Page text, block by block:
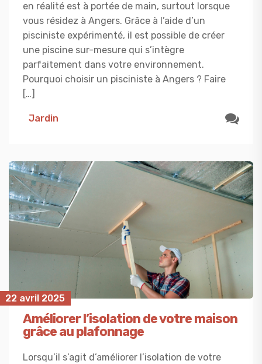
en réalité est à portée de main, surtout lorsque
vous résidez à Angers. Grâce à l’aide d’un
pisciniste expérimenté, il est possible de créer
une piscine sur-mesure qui s’intègre
parfaitement dans votre environnement.
Pourquoi choisir un pisciniste à Angers ? Faire
[…]
Jardin
22 avril 2025
Améliorer l’isolation de votre maison
grâce au plafonnage
Lorsqu’il s’agit d’améliorer l’isolation de votre